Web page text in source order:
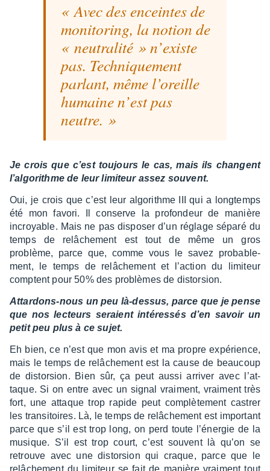
Avec des enceintes de
moni­to­ring, la notion de
« neutra­lité » n’existe
pas. Tech­nique­ment
parlant, même l’oreille
humaine n’est pas
neutre.
Je crois que c’est toujours le cas, mais ils changent
l’al­go­rithme de leur limi­teur assez souvent.
Oui, je crois que c’est leur algo­rithme III qui a long­temps
été mon favori. Il conserve la profon­deur de manière
incroyable. Mais ne pas dispo­ser d’un réglage séparé du
temps de relâ­che­ment est tout de même un gros
problème, parce que, comme vous le savez proba­ble­
ment, le temps de relâ­che­ment et l’ac­tion du limi­teur
comptent pour 50% des problèmes de distor­sion.
Attar­dons-nous un peu là-dessus, parce que je pense
que nos lecteurs seraient inté­res­sés d’en savoir un
petit peu plus à ce sujet.
Eh bien, ce n’est que mon avis et ma propre expé­rience,
mais le temps de relâ­che­ment est la cause de beau­coup
de distor­sion. Bien sûr, ça peut aussi arri­ver avec l’at­
taque. Si on entre avec un signal vrai­ment, vrai­ment très
fort, une attaque trop rapide peut complè­te­ment castrer
les tran­si­toires. Là, le temps de relâ­che­ment est impor­tant
parce que s’il est trop long, on perd toute l’éner­gie de la
musique. S’il est trop court, c’est souvent là qu’on se
retrouve avec une distor­sion qui craque, parce que le
relâ­che­ment du limi­teur se fait de manière vrai­ment tout